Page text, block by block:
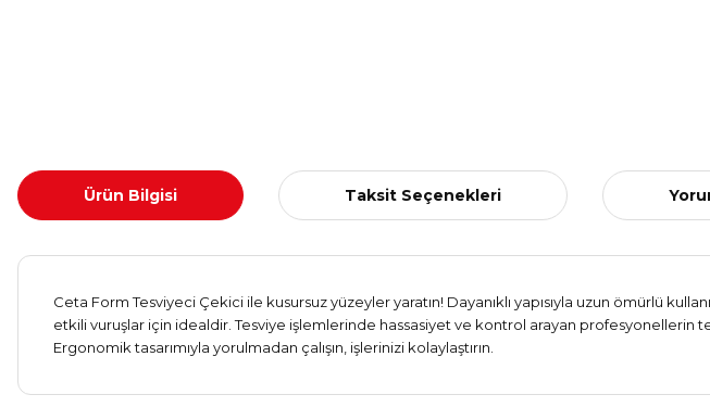
Ürün Bilgisi Taksit Seçenekleri
Ceta Form Tesviyeci Çekici ile kusursuz yüzeyler yaratın! Dayanıklı yapısıyla uzun ömürlü
etkili vuruşlar için idealdir. Tesviye işlemlerinde hassasiyet ve kontrol arayan
Ergonomik tasarımıyla yorulmadan çalışın, işlerinizi kolaylaştırın.